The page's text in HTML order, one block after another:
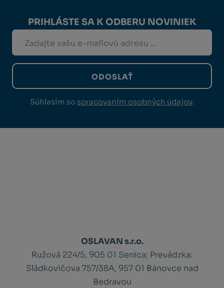
PRIHLÁSTE SA K ODBERU NOVINIEK
ODOSLAŤ
Súhlasím so spracovaním osobných údajov.
OSLAVAN s.r.o.
Ružová 224/5, 905 01 Senica; Prevádzka:
Sládkovičova 757/38A, 957 01 Bánovce nad
Bedravou